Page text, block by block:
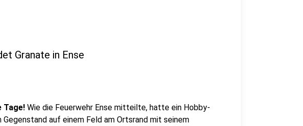
Granate in Ense
Tage! Wie die Feuerwehr Ense mitteilte, hatte ein Hobby-
auf einem Feld am Ortsrand mit seinem